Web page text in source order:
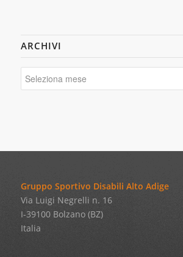
ARCHIVI
Gruppo Sportivo Disabili Alto Adige
Via Luigi Negrelli n. 16
I-39100 Bolzano (BZ)
Italia